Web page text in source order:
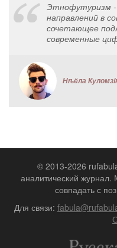
Этнофутуризм -
направлений в
сочетающее
современные
Нѣёла
© 2013-2026
аналитический
совпадать с
Для связи: